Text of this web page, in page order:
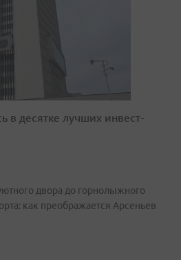
в десятке лучших инвест-
двора до горнолыжного
как преображается Арсеньев